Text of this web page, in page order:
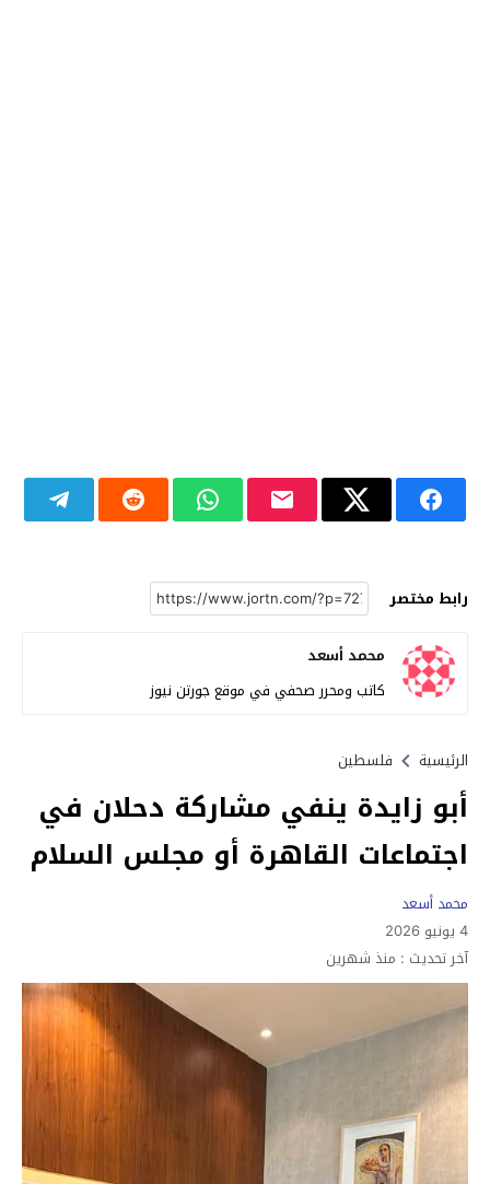
رابط مختصر
محمد أسعد
كاتب ومحرر صحفي في موقع جورتن نيوز
الرئيسية فلسطين
أبو زايدة ينفي مشاركة دحلان في
اجتماعات القاهرة أو مجلس السلام
محمد أسعد
4 يونيو 2026
آخر تحديث : منذ شهرين